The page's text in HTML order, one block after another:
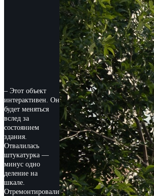
– Этот объект
интерактивен. Он
будет меняться
вслед за
состоянием
здания.
Отвалилась
штукатурка —
минус одно
деление на
шкале.
Отремонтировали